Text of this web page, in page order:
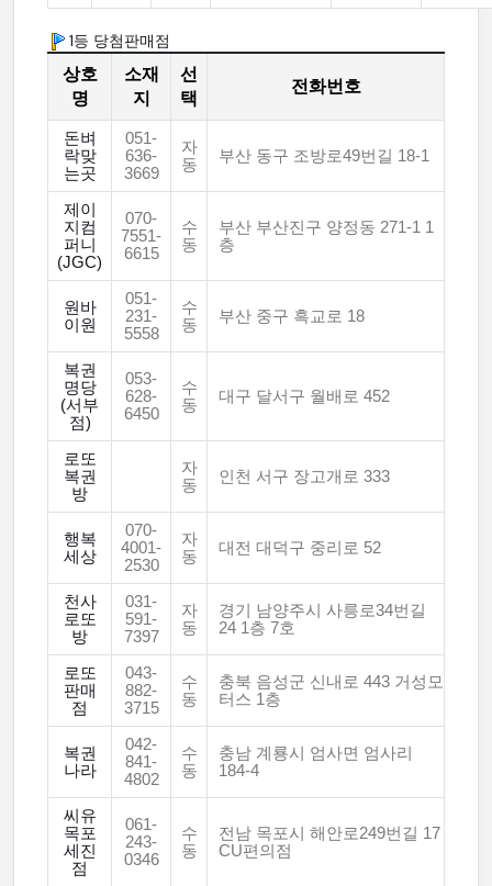
1등 당첨판매점
상호
명
소재
지
선
택
전화번호
돈벼
락맞
는곳
051-
636-
3669
자
동
부산 동구 조방로49번길 18-1
제이
지컴
퍼니
(JGC)
070-
7551-
6615
수
동
부산 부산진구 양정동 271-1 1
층
원바
이원
051-
231-
5558
수
동
부산 중구 흑교로 18
복권
명당
(서부
점)
053-
628-
6450
수
동
대구 달서구 월배로 452
로또
복권
방
자
동
인천 서구 장고개로 333
행복
세상
070-
4001-
2530
자
동
대전 대덕구 중리로 52
천사
로또
방
031-
591-
7397
자
동
경기 남양주시 사릉로34번길
24 1층 7호
로또
판매
점
043-
882-
3715
수
동
충북 음성군 신내로 443 거성모
터스 1층
복권
나라
042-
841-
4802
수
동
충남 계룡시 엄사면 엄사리
184-4
씨유
목포
세진
점
061-
243-
0346
수
동
전남 목포시 해안로249번길 17
CU편의점